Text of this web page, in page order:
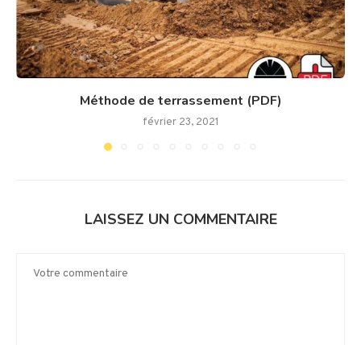
Méthode de terrassement (PDF)
février 23, 2021
LAISSEZ UN COMMENTAIRE